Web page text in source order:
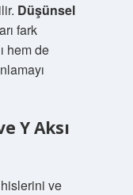
Düşünsel
fark
hem de
Y Aksı
ve